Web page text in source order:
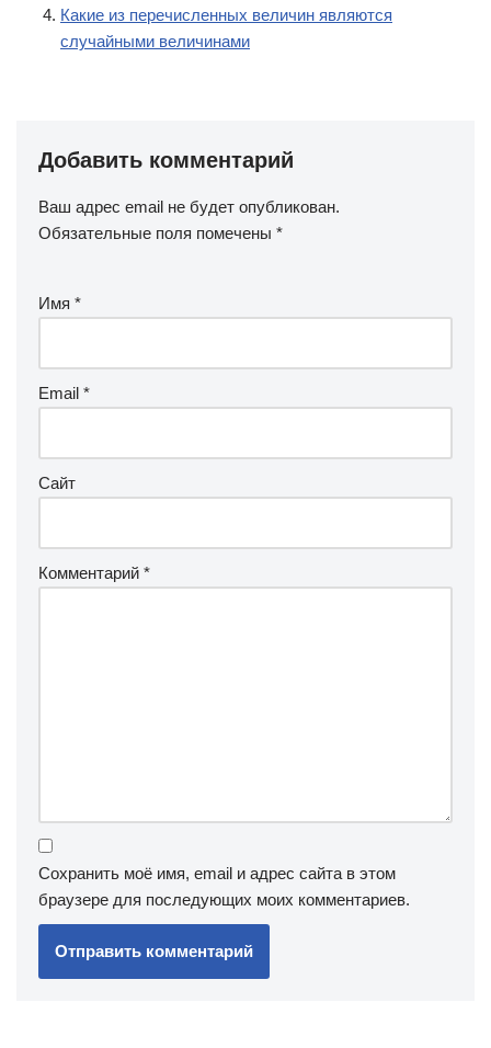
Какие из перечисленных величин являются
случайными величинами
Добавить комментарий
Ваш адрес email не будет опубликован.
Обязательные поля помечены *
Имя *
Email *
Сайт
Комментарий *
Сохранить моё имя, email и адрес сайта в этом
браузере для последующих моих комментариев.